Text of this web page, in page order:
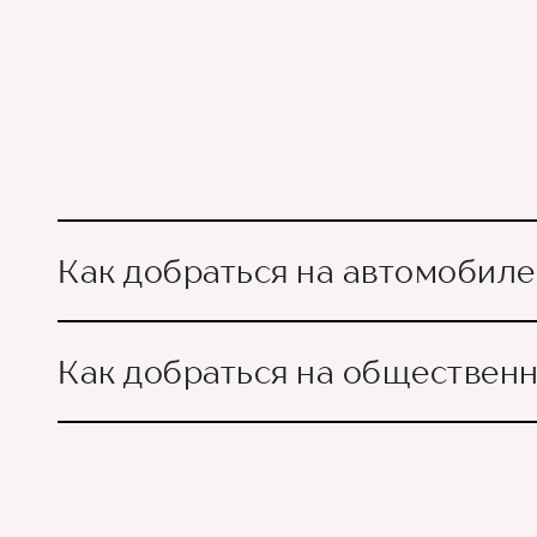
Как добраться на автомобиле
Ориентир - Городская
Как добраться на